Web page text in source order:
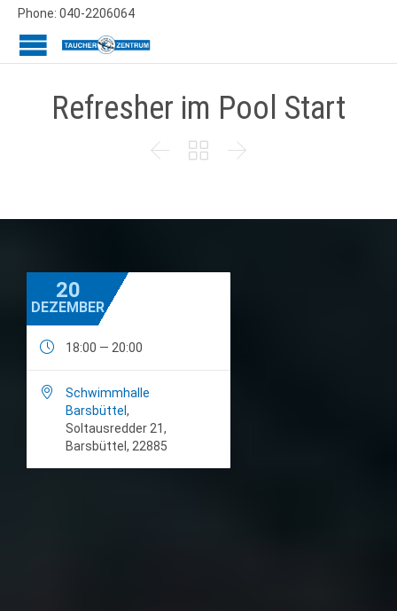
Phone: 040-2206064
Refresher im Pool Start
  
20
DEZEMBER
 18:00 — 20:00

Schwimmhalle
Barsbüttel ,
Soltausredder 21,
Barsbüttel, 22885